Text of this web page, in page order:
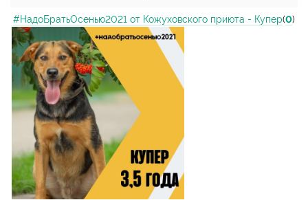
#НадоБратьОсенью2021 от Кожуховского приюта - Купер(0)